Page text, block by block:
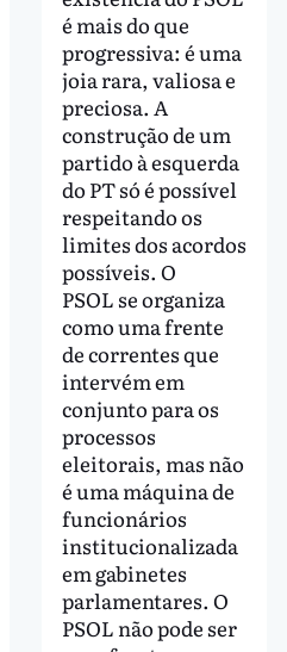
é mais do que
progressiva: é uma
joia rara, valiosa e
preciosa. A
construção de um
partido à esquerda
do PT só é possível
respeitando os
limites dos acordos
possíveis. O
PSOL se organiza
como uma frente
de correntes que
intervém em
conjunto para os
processos
eleitorais, mas não
é uma máquina de
funcionários
institucionalizada
em gabinetes
parlamentares. O
PSOL não pode ser